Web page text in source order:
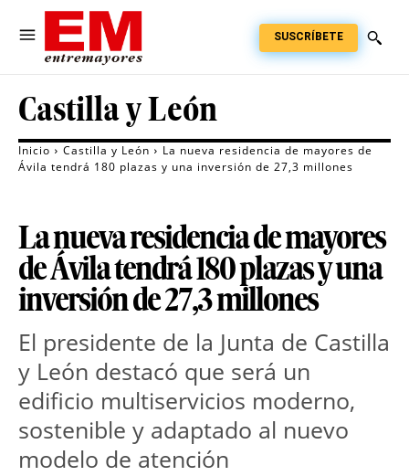
SUSCRÍBETE
Castilla y León
Inicio Castilla y León
La nueva residencia de mayores de
Ávila tendrá 180 plazas y una inversión de 27,3 millones
La nueva residencia de mayores
de Ávila tendrá 180 plazas y una
inversión de 27,3 millones
El presidente de la Junta de Castilla
y León destacó que será un
edificio multiservicios moderno,
sostenible y adaptado al nuevo
modelo de atención